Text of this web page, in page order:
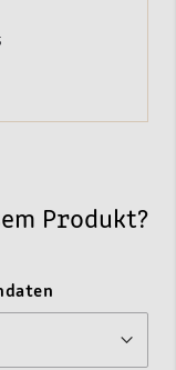
Produkt?